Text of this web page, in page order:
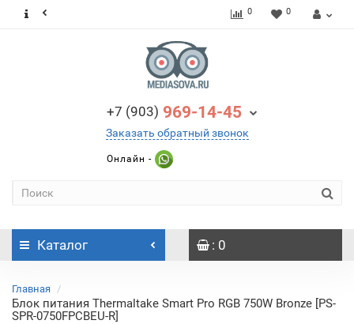
0 0
+7 (903) 969-14-45
Заказать обратный звонок
Онлайн -
Каталог : 0
Главная
Блок питания Thermaltake Smart Pro RGB 750W Bronze [PS-
SPR-0750FPCBEU-R]